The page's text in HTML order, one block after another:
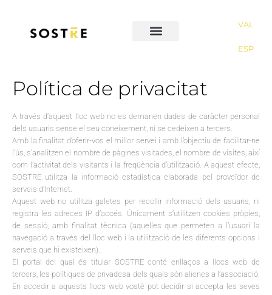
VAL
ESP
Política de privacitat
A través d’aquest lloc web no es demanen dades de caràcter personal
dels usuaris sense el seu coneixement, ni se cedeixen a tercers.
Amb la finalitat d’oferir-vos el millor servei i amb l’objectiu de facilitar-ne
l’ús, s’analitzen el nombre de pàgines visitades, el nombre de visites, així
com l’activitat dels visitants i la freqüència d’utilització. A aquest efecte,
SOSTRE utilitza la informació estadística elaborada pel proveïdor de
serveis d’Internet.
Aquest web no utilitza galetes per recollir informació dels usuaris, ni
registra les adreces IP d’accés. Únicament s’utilitzen cookies pròpies,
de sessió, amb finalitat tècnica (aquelles que permeten a l’usuari la
navegació a través del lloc web i la utilització de les diferents opcions i
serveis que hi existeixen).
El portal del qual és titular SOSTRE conté enllaços a llocs web de
tercers, les polítiques de privadesa dels quals són alienes a l’associació.
En accedir a aquests llocs web vostè pot decidir si accepta les seves